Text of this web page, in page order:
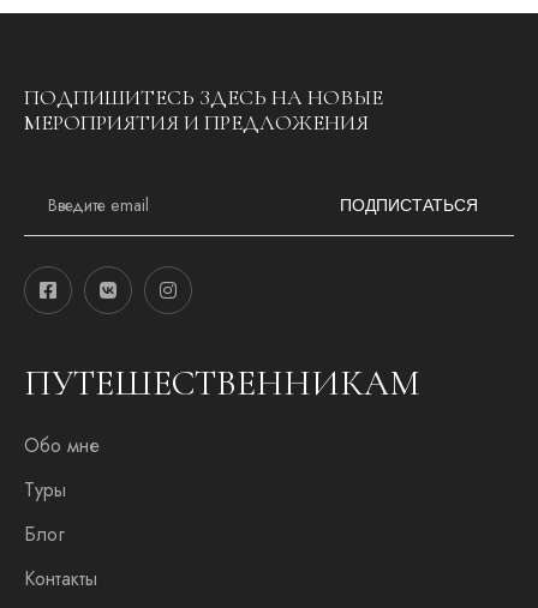
ПОДПИШИТЕСЬ ЗДЕСЬ НА НОВЫЕ
МЕРОПРИЯТИЯ И ПРЕДЛОЖЕНИЯ
a
l
*
ПОДПИСТАТЬСЯ
ПУТЕШЕСТВЕННИКАМ
Обо мне
Туры
Блог
Контакты